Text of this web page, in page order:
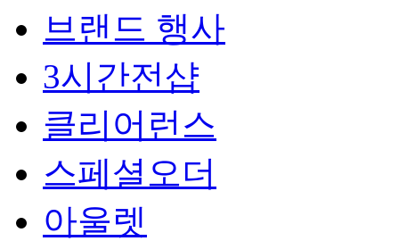
브랜드 행사
3시간전샵
클리어런스
스페셜오더
아울렛